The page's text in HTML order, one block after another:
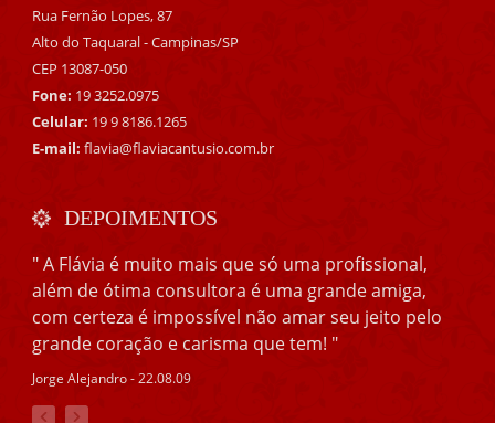
Rua Fernão Lopes, 87
Alto do Taquaral - Campinas/SP
CEP 13087-050
Fone: 19 3252.0975
Celular: 19 9 8186.1265
E-mail: flavia@flaviacantusio.com.br
DEPOIMENTOS
" A Flávia é muito mais que só uma profissional,
além de ótima consultora é uma grande amiga,
com certeza é impossível não amar seu jeito pelo
grande coração e carisma que tem! "
Jorge Alejandro - 22.08.09